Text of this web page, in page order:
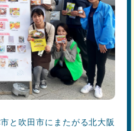
と吹田市にまたがる北大阪